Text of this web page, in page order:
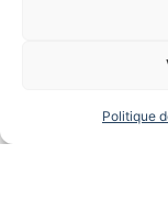
Politique